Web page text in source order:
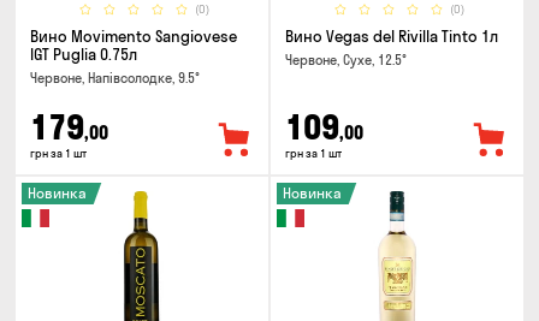
(0)
Вино Movimento Sangiovese
IGT Puglia 0.75л
Червоне, Напівсолодке, 9.5°
179,00
грн за 1 шт
(0)
Вино Vegas del Rivilla Tinto 1л
Червоне, Сухе, 12.5°
109,00
грн за 1 шт
Новинка Новинка